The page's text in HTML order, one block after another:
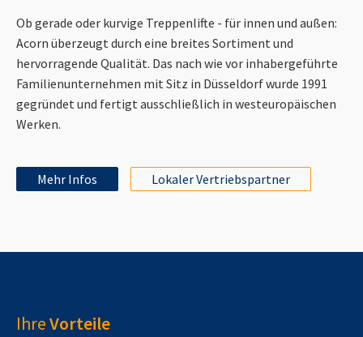
Ob gerade oder kurvige Treppenlifte - für innen und außen:
Acorn überzeugt durch eine breites Sortiment und
hervorragende Qualität. Das nach wie vor inhabergeführte
Familienunternehmen mit Sitz in Düsseldorf wurde 1991
gegründet und fertigt ausschließlich in westeuropäischen
Werken.
Mehr Infos Lokaler Vertriebspartner
IhreVorteile